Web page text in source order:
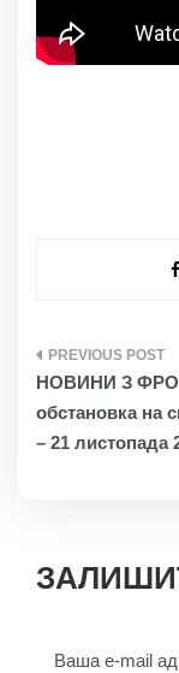
ЗАПИСІВ
НОВИНИ З
обстановка на
– 21 листопада
Ваша e-mail